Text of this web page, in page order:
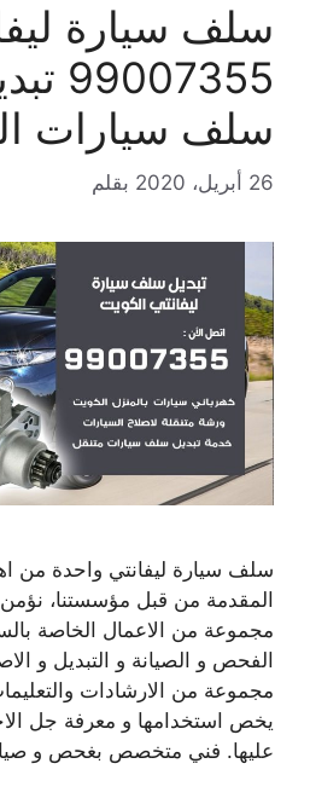
سلف سيارة
سلف سيارات
26 أبريل، 2020 بقلم
سلف سيارة ليفانتي واحدة من
المقدمة من قبل مؤسستنا، نؤمن
مجموعة من الاعمال الخاصة
الفحص و الصيانة و التبديل و
مجموعة من الارشادات
يخص استخدامها و معرفة جل
عليها. فني متخصص بغحص و